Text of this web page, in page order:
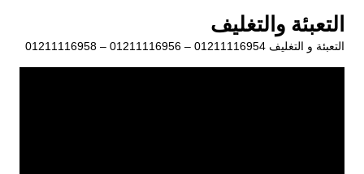
المحتوى
التعبئة والتغليف
التعبئة و التغليف 01211116954 – 01211116956 – 01211116958